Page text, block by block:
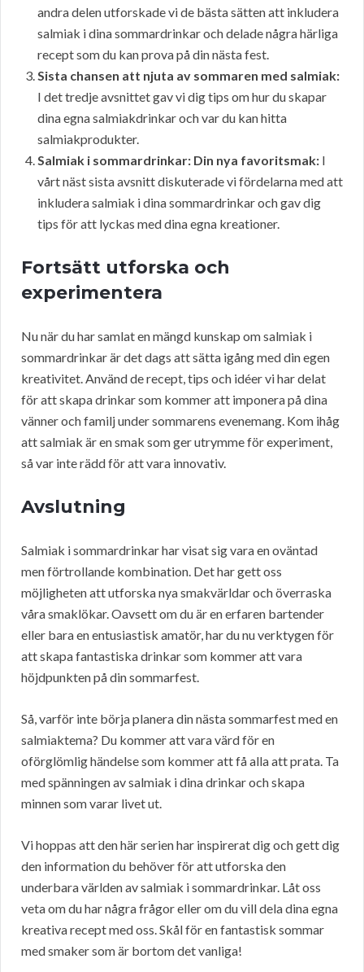
andra delen utforskade vi de bästa sätten att inkludera
salmiak i dina sommardrinkar och delade några härliga
recept som du kan prova på din nästa fest.
Sista chansen att njuta av sommaren med salmiak:
I det tredje avsnittet gav vi dig tips om hur du skapar
dina egna salmiakdrinkar och var du kan hitta
salmiakprodukter.
Salmiak i sommardrinkar: Din nya favoritsmak: I
vårt näst sista avsnitt diskuterade vi fördelarna med att
inkludera salmiak i dina sommardrinkar och gav dig
tips för att lyckas med dina egna kreationer.
Fortsätt utforska och
experimentera
Nu när du har samlat en mängd kunskap om salmiak i
sommardrinkar är det dags att sätta igång med din egen
kreativitet. Använd de recept, tips och idéer vi har delat
för att skapa drinkar som kommer att imponera på dina
vänner och familj under sommarens evenemang. Kom ihåg
att salmiak är en smak som ger utrymme för experiment,
så var inte rädd för att vara innovativ.
Avslutning
Salmiak i sommardrinkar har visat sig vara en oväntad
men förtrollande kombination. Det har gett oss
möjligheten att utforska nya smakvärldar och överraska
våra smaklökar. Oavsett om du är en erfaren bartender
eller bara en entusiastisk amatör, har du nu verktygen för
att skapa fantastiska drinkar som kommer att vara
höjdpunkten på din sommarfest.
Så, varför inte börja planera din nästa sommarfest med en
salmiaktema? Du kommer att vara värd för en
oförglömlig händelse som kommer att få alla att prata. Ta
med spänningen av salmiak i dina drinkar och skapa
minnen som varar livet ut.
Vi hoppas att den här serien har inspirerat dig och gett dig
den information du behöver för att utforska den
underbara världen av salmiak i sommardrinkar. Låt oss
veta om du har några frågor eller om du vill dela dina egna
kreativa recept med oss. Skål för en fantastisk sommar
med smaker som är bortom det vanliga!